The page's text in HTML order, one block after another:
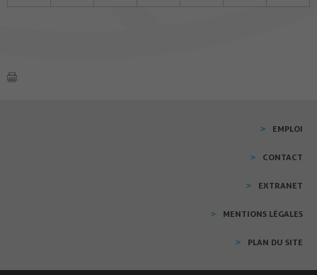
EMPLOI
CONTACT
EXTRANET
MENTIONS LÉGALES
PLAN DU SITE